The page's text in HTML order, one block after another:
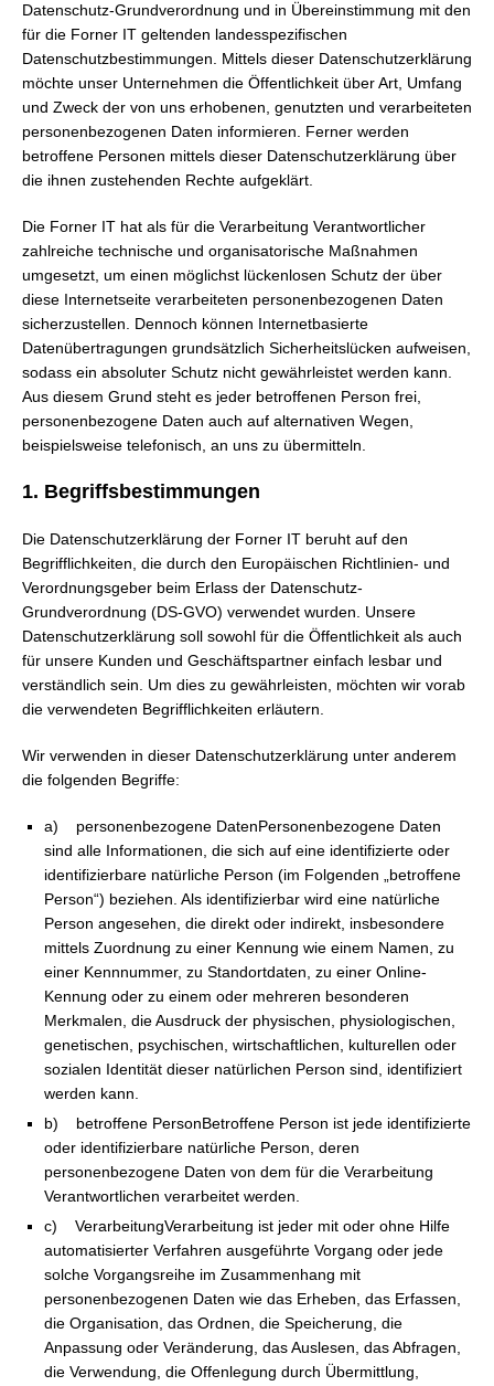
Datenschutz-Grundverordnung und in Übereinstimmung mit den
für die Forner IT geltenden landesspezifischen
Datenschutzbestimmungen. Mittels dieser Datenschutzerklärung
möchte unser Unternehmen die Öffentlichkeit über Art, Umfang
und Zweck der von uns erhobenen, genutzten und verarbeiteten
personenbezogenen Daten informieren. Ferner werden
betroffene Personen mittels dieser Datenschutzerklärung über
die ihnen zustehenden Rechte aufgeklärt.
Die Forner IT hat als für die Verarbeitung Verantwortlicher
zahlreiche technische und organisatorische Maßnahmen
umgesetzt, um einen möglichst lückenlosen Schutz der über
diese Internetseite verarbeiteten personenbezogenen Daten
sicherzustellen. Dennoch können Internetbasierte
Datenübertragungen grundsätzlich Sicherheitslücken aufweisen,
sodass ein absoluter Schutz nicht gewährleistet werden kann.
Aus diesem Grund steht es jeder betroffenen Person frei,
personenbezogene Daten auch auf alternativen Wegen,
beispielsweise telefonisch, an uns zu übermitteln.
1. Begriffsbestimmungen
Die Datenschutzerklärung der Forner IT beruht auf den
Begrifflichkeiten, die durch den Europäischen Richtlinien- und
Verordnungsgeber beim Erlass der Datenschutz-
Grundverordnung (DS-GVO) verwendet wurden. Unsere
Datenschutzerklärung soll sowohl für die Öffentlichkeit als auch
für unsere Kunden und Geschäftspartner einfach lesbar und
verständlich sein. Um dies zu gewährleisten, möchten wir vorab
die verwendeten Begrifflichkeiten erläutern.
Wir verwenden in dieser Datenschutzerklärung unter anderem
die folgenden Begriffe:
a) personenbezogene DatenPersonenbezogene Daten
sind alle Informationen, die sich auf eine identifizierte oder
identifizierbare natürliche Person (im Folgenden „betroffene
Person“) beziehen. Als identifizierbar wird eine natürliche
Person angesehen, die direkt oder indirekt, insbesondere
mittels Zuordnung zu einer Kennung wie einem Namen, zu
einer Kennnummer, zu Standortdaten, zu einer Online-
Kennung oder zu einem oder mehreren besonderen
Merkmalen, die Ausdruck der physischen, physiologischen,
genetischen, psychischen, wirtschaftlichen, kulturellen oder
sozialen Identität dieser natürlichen Person sind, identifiziert
werden kann.
b) betroffene PersonBetroffene Person ist jede identifizierte
oder identifizierbare natürliche Person, deren
personenbezogene Daten von dem für die Verarbeitung
Verantwortlichen verarbeitet werden.
c) VerarbeitungVerarbeitung ist jeder mit oder ohne Hilfe
automatisierter Verfahren ausgeführte Vorgang oder jede
solche Vorgangsreihe im Zusammenhang mit
personenbezogenen Daten wie das Erheben, das Erfassen,
die Organisation, das Ordnen, die Speicherung, die
Anpassung oder Veränderung, das Auslesen, das Abfragen,
die Verwendung, die Offenlegung durch Übermittlung,